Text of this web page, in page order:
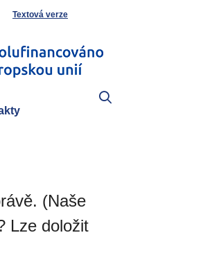
Textová verze
(Naše
Lze doložit